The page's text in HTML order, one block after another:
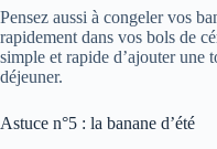
Pensez aussi à congeler vos
rapidement dans vos bols de
simple et rapide d’ajouter une
déjeuner.
Astuce n°5 : la banane d’été